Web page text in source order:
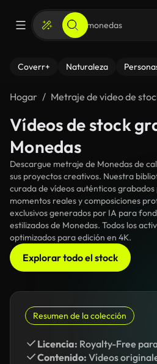
Coverr+ Naturaleza
Hogar Metraje de video de
Vídeos de stock
Monedas
Descargue metraje de Monedas de
sus proyectos creativos. Nuestra
curada de vídeos auténticos
momentos reales y composiciones
exclusivos generados por IA para
estilizados de Monedas. Todos los
optimizados para edición en 4K.
Explorar todo el stock
Resumen de la colección
Licencia: Royalty-Free
Contenido: Vídeos